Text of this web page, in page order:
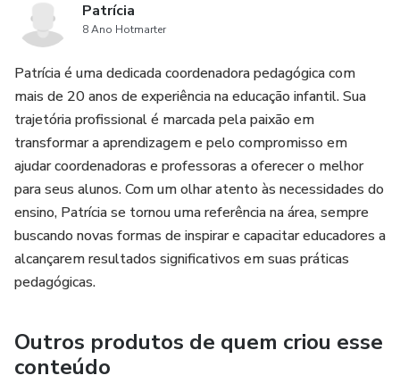
Patrícia
8 Ano Hotmarter
Patrícia é uma dedicada coordenadora pedagógica com
mais de 20 anos de experiência na educação infantil. Sua
trajetória profissional é marcada pela paixão em
transformar a aprendizagem e pelo compromisso em
ajudar coordenadoras e professoras a oferecer o melhor
para seus alunos. Com um olhar atento às necessidades do
ensino, Patrícia se tornou uma referência na área, sempre
buscando novas formas de inspirar e capacitar educadores a
alcançarem resultados significativos em suas práticas
pedagógicas.
Outros produtos de quem criou esse
conteúdo